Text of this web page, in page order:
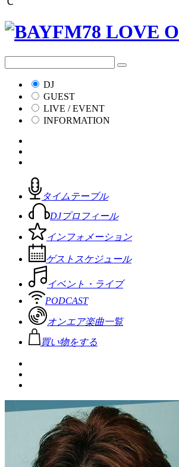
DJ
GUEST
LIVE / EVENT
INFORMATION
タイムテーブル
DJプロフィール
インフォメーション
ゲストスケジュール
イベント・ライブ
PODCAST
オンエア楽曲一覧
買い物をする